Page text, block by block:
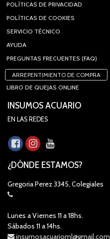
POLÍTICAS DE PRIVACIDAD
POLÍTICAS DE COOKIES
SERVICIO TÉCNICO
AYUDA
PREGUNTAS FRECUENTES (FAQ)
ARREPENTIMIENTO DE COMPRA
LIBRO DE QUEJAS ONLINE
INSUMOS ACUARIO
EN LAS REDES
¿DÓNDE ESTAMOS?
Gregoria Perez 3345, Colegiales
Lunes a Viernes 11 a 18hs.
Sábados 11 a 14hs.
insumosacuarioml@gmail.com